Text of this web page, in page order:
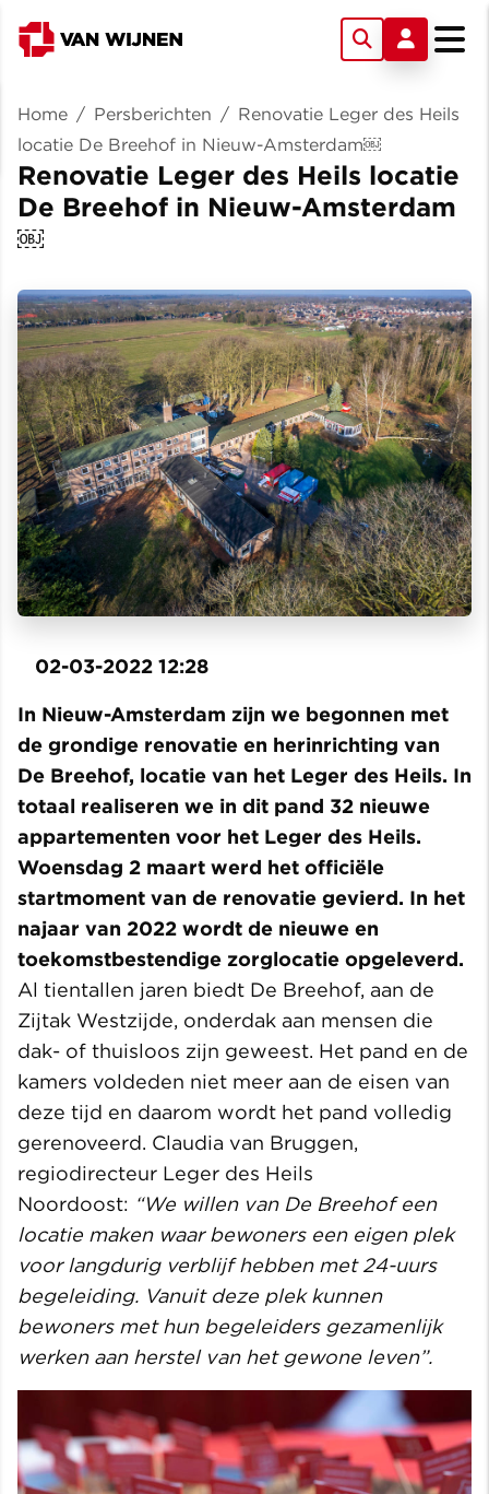
Home / Persberichten / Renovatie Leger des Heils
locatie De Breehof in Nieuw-Amsterdam￼
Renovatie Leger des Heils locatie
De Breehof in Nieuw-Amsterdam
￼
02-03-2022 12:28
In Nieuw-Amsterdam zijn we begonnen met
de grondige renovatie en herinrichting van
De Breehof, locatie van het Leger des Heils. In
totaal realiseren we in dit pand 32 nieuwe
appartementen voor het Leger des Heils.
Woensdag 2 maart werd het officiële
startmoment van de renovatie gevierd. In het
najaar van 2022 wordt de nieuwe en
toekomstbestendige zorglocatie opgeleverd.
Al tientallen jaren biedt De Breehof, aan de
Zijtak Westzijde, onderdak aan mensen die
dak- of thuisloos zijn geweest. Het pand en de
kamers voldeden niet meer aan de eisen van
deze tijd en daarom wordt het pand volledig
gerenoveerd. Claudia van Bruggen,
regiodirecteur Leger des Heils
Noordoost: “We willen van De Breehof een
locatie maken waar bewoners een eigen plek
voor langdurig verblijf hebben met 24-uurs
begeleiding. Vanuit deze plek kunnen
bewoners met hun begeleiders gezamenlijk
werken aan herstel van het gewone leven”.